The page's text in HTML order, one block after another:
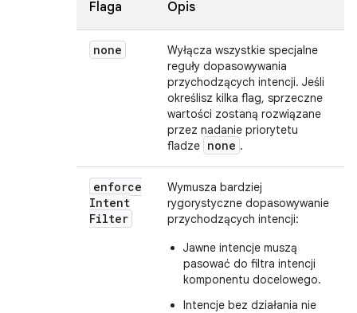
Flaga Opis
none
Wyłącza wszystkie specjalne
reguły dopasowywania
przychodzących intencji. Jeśli
określisz kilka flag, sprzeczne
wartości zostaną rozwiązane
przez nadanie priorytetu
fladze none .
enforce
Intent
Filter
Wymusza bardziej
rygorystyczne dopasowywanie
przychodzących intencji:
Jawne intencje muszą
pasować do filtra intencji
komponentu docelowego.
Intencje bez działania nie